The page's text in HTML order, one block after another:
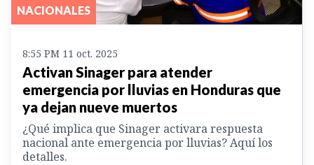
NACIONALES
8:55 PM 11 oct. 2025
Activan Sinager para atender
emergencia por lluvias en Honduras que
ya dejan nueve muertos
¿Qué implica que Sinager activara respuesta
nacional ante emergencia por lluvias? Aquí los
detalles.